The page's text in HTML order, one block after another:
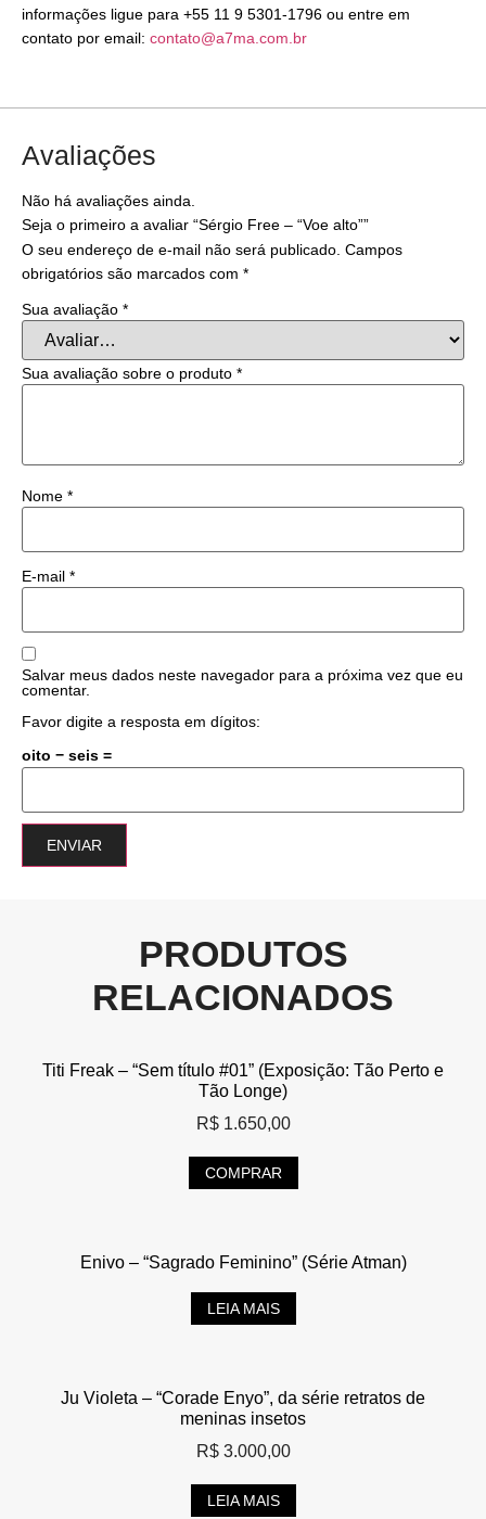
informações ligue para +55 11 9 5301-1796 ou entre em
contato por email: contato@a7ma.com.br
Avaliações
Não há avaliações ainda.
Seja o primeiro a avaliar “Sérgio Free – “Voe alto””
O seu endereço de e-mail não será publicado. Campos
obrigatórios são marcados com *
Sua avaliação *
Sua avaliação sobre o produto *
Nome *
E-mail *
Salvar meus dados neste navegador para a próxima vez que eu
comentar.
Favor digite a resposta em dígitos:
oito − seis =
PRODUTOS
RELACIONADOS
Titi Freak – “Sem título #01” (Exposição: Tão Perto e
Tão Longe)
R$1.650,00
COMPRAR
Enivo – “Sagrado Feminino” (Série Atman)
LEIA MAIS
Ju Violeta – “Corade Enyo”, da série retratos de
meninas insetos
R$3.000,00
LEIA MAIS